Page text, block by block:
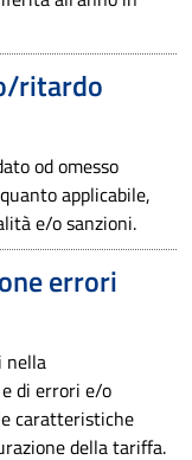
ritardo
od omesso
applicabile,
e/o sanzioni.
errori
nella
di errori e/o
caratteristiche
della tariffa.